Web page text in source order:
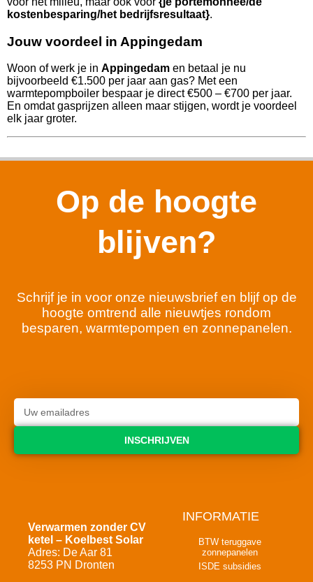
kostenbesparing/het bedrijfsresultaat}.
Jouw voordeel in Appingedam
Woon of werk je in Appingedam en betaal je nu
bijvoorbeeld €1.500 per jaar aan gas? Met een
warmtepompboiler bespaar je direct €500 – €700 per jaar.
En omdat gasprijzen alleen maar stijgen, wordt je voordeel
elk jaar groter.
Op de hoogte
blijven?
Schrijf je in voor onze nieuwsbrief en blijf op de
hoogte omtrend alle nieuwtjes rondom
besparen, warmtepompen en zonnepanelen.
INSCHRIJVEN
Verwarmen zonder CV
ketel – Koelbest Solar
Adres: De Aar 81
8253 PN Dronten
INFORMATIE
BTW teruggave
zonnepanelen
ISDE subsidies